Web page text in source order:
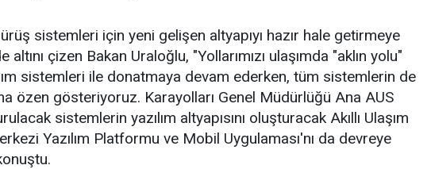
sistemleri için yeni gelişen altyapıyı hazır hale getirmeye
çizen Bakan Uraloğlu, "Yollarımızı ulaşımda "aklın yolu"
sistemleri ile donatmaya devam ederken, tüm sistemlerin de
özen gösteriyoruz. Karayolları Genel Müdürlüğü Ana AUS
sistemlerin yazılım altyapısını oluşturacak Akıllı Ulaşım
Yazılım Platformu ve Mobil Uygulaması'nı da devreye